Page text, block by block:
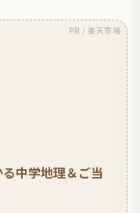
PR / 楽天市場
中学地理＆ご当